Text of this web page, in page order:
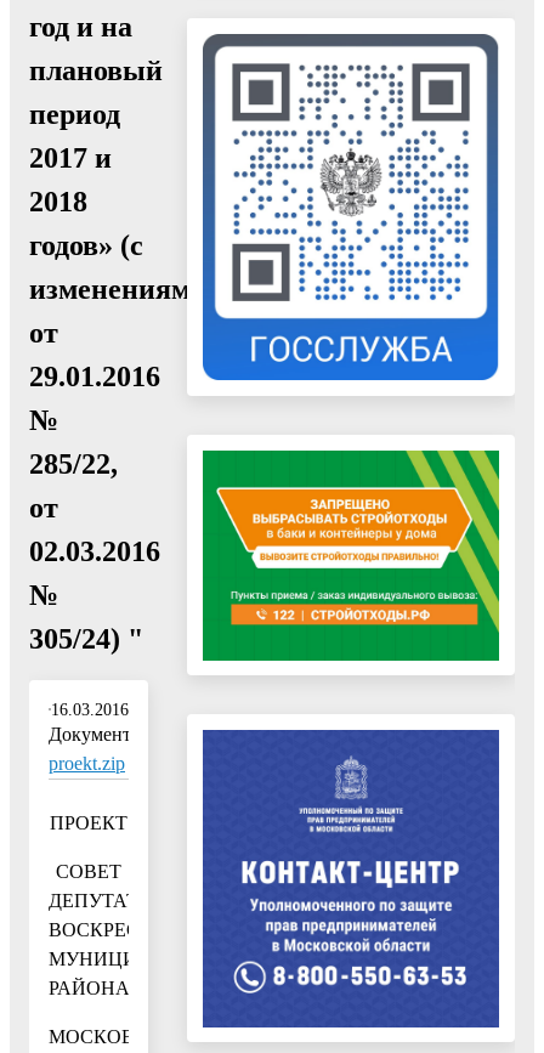
год и на
плановый
период
2017 и
2018
годов» (с
изменениями
от
29.01.2016
№
285/22,
от
02.03.2016
№
305/24) "
16.03.2016
Документ:
proekt.zip
ПРОЕКТ
СОВЕТ
ДЕПУТАТОВ
ВОСКРЕСЕНСКОГО
МУНИЦИПАЛЬНОГО
РАЙОНА
МОСКОВСКОЙ